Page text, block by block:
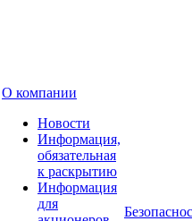
О компании
Новости
Информация,
обязательная
к раскрытию
Информация
для